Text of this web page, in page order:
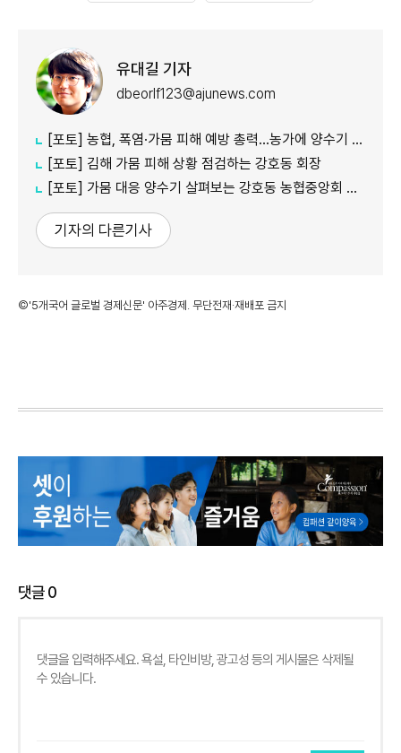
유대길 기자
dbeorlf123@ajunews.com
[포토] 농협, 폭염·가뭄 피해 예방 총력…농가에 양수기 지원
[포토] 김해 가뭄 피해 상황 점검하는 강호동 회장
[포토] 가뭄 대응 양수기 살펴보는 강호동 농협중앙회 회장
기자의 다른기사
©'5개국어 글로벌 경제신문' 아주경제. 무단전재·재배포 금지
댓글0